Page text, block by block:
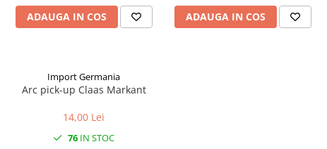
ADAUGA IN COS ADAUGA IN COS
Import Germania
Arc pick-up Claas Markant
14,00 Lei
76 IN STOC